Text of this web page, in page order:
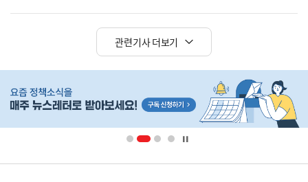
관련기사 더보기
단
영